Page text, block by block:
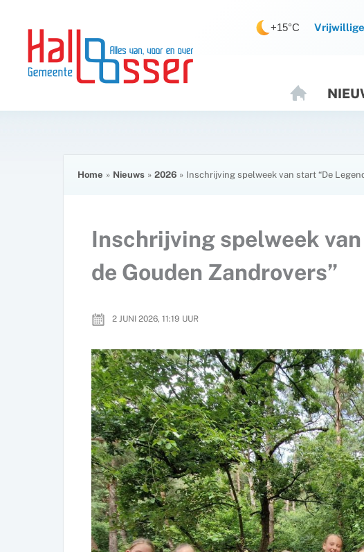
inhoud
inhoud
+15°C
O
M
Home Nieuws 2026 Inschrijving spelweek van start “De
Inschrijving spelweek
de Gouden Zandrovers”
2 JUNI 2026, 11:19 UUR